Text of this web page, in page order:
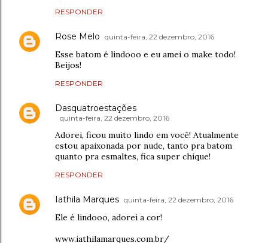
RESPONDER
Rose Melo quinta-feira, 22 dezembro, 2016
Esse batom é lindooo e eu amei o make todo!
Beijos!
RESPONDER
Dasquatroestações
quinta-feira, 22 dezembro, 2016
Adorei, ficou muito lindo em você! Atualmente
estou apaixonada por nude, tanto pra batom
quanto pra esmaltes, fica super chique!
RESPONDER
Iathila Marques quinta-feira, 22 dezembro, 2016
Ele é lindooo, adorei a cor!
www.iathilamarques.com.br/